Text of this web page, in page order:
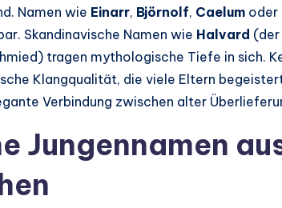
Namen wie Einarr, Björnolf, Caelum oder
Skandinavische Namen wie Halvard (der
tragen mythologische Tiefe in sich.
Klangqualität, die viele Eltern
Verbindung zwischen alter
Jungennamen